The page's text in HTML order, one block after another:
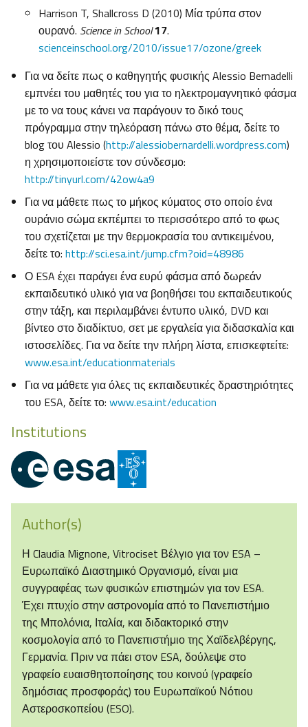
Harrison T, Shallcross D (2010) Μία τρύπα στον
ουρανό. Science in School17.
scienceinschool.org/2010/issue17/ozone/greek
Για να δείτε πως ο καθηγητής φυσικής Alessio Bernadelli
εμπνέει του μαθητές του για το ηλεκτρομαγνητικό φάσμα
με το να τους κάνει να παράγουν το δικό τους
πρόγραμμα στην τηλεόραση πάνω στο θέμα, δείτε το
blog του Alessio (http://alessiobernardelli.wordpress.com)
η χρησιμοποιείστε τον σύνδεσμο:
http://tinyurl.com/42ow4a9
Για να μάθετε πως το μήκος κύματος στο οποίο ένα
ουράνιο σώμα εκπέμπει το περισσότερο από το φως
του σχετίζεται με την θερμοκρασία του αντικειμένου,
δείτε το: http://sci.esa.int/jump.cfm?oid=48986
Ο ESA έχει παράγει ένα ευρύ φάσμα από δωρεάν
εκπαιδευτικό υλικό για να βοηθήσει του εκπαιδευτικούς
στην τάξη, και περιλαμβάνει έντυπο υλικό, DVD και
βίντεο στο διαδίκτυο, σετ με εργαλεία για διδασκαλία και
ιστοσελίδες. Για να δείτε την πλήρη λίστα, επισκεφτείτε:
www.esa.int/educationmaterials
Για να μάθετε για όλες τις εκπαιδευτικές δραστηριότητες
του ESA, δείτε το: www.esa.int/education
Institutions
Author(s)
Η Claudia Mignone, Vitrociset Βέλγιο για τον ESA –
Ευρωπαϊκό Διαστημικό Οργανισμό, είναι μια
συγγραφέας των φυσικών επιστημών για τον ESA.
Έχει πτυχίο στην αστρονομία από το Πανεπιστήμιο
της Μπολόνια, Ιταλία, και διδακτορικό στην
κοσμολογία από το Πανεπιστήμιο της Χαϊδελβέργης,
Γερμανία. Πριν να πάει στον ESA, δούλεψε στο
γραφείο ευαισθητοποίησης του κοινού (γραφείο
δημόσιας προσφοράς) του Ευρωπαϊκού Νότιου
Αστεροσκοπείου (ESO).